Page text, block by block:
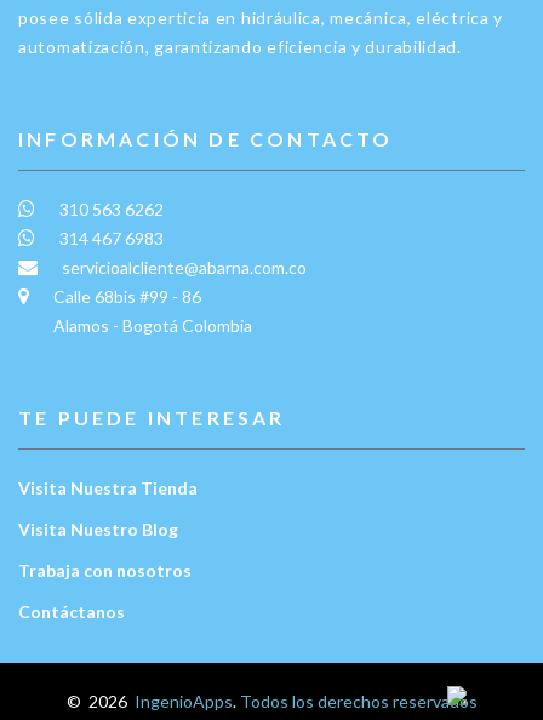
posee sólida experticia en hidráulica, mecánica, eléctrica y
automatización, garantizando eficiencia y durabilidad.
INFORMACIÓN DE CONTACTO
310 563 6262
314 467 6983
servicioalcliente@abarna.com.co
Calle 68bis #99 - 86
Alamos - Bogotá Colombia
TE PUEDE INTERESAR
Visita Nuestra Tienda
Visita Nuestro Blog
Trabaja con nosotros
Contáctanos
© 2026 IngenioApps. Todos los derechos reservados